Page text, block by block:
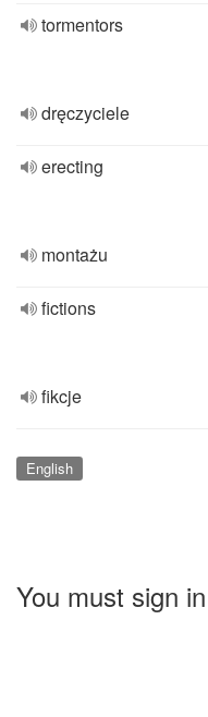
tormentors
dręczyciele
erecting
montażu
fictions
fikcje
English
You must sign